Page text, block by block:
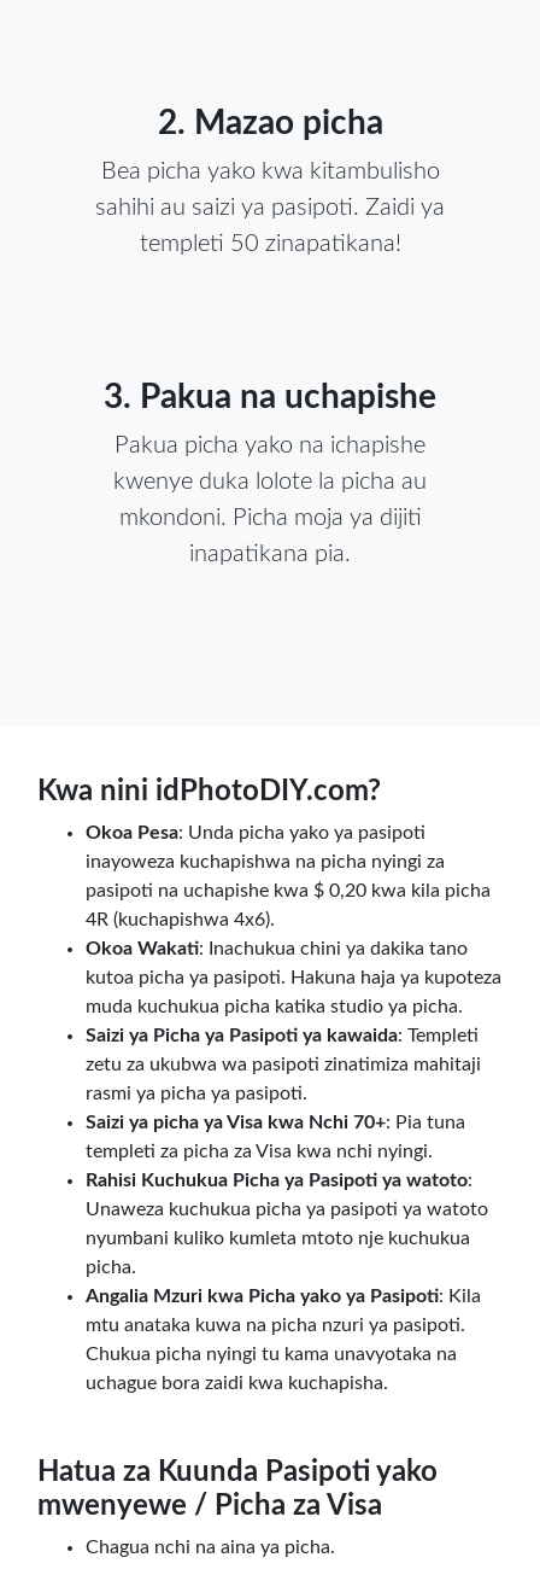
2. Mazao picha
Bea picha yako kwa kitambulisho
sahihi au saizi ya pasipoti. Zaidi ya
templeti 50 zinapatikana!
3. Pakua na uchapishe
Pakua picha yako na ichapishe
kwenye duka lolote la picha au
mkondoni. Picha moja ya dijiti
inapatikana pia.
Kwa nini idPhotoDIY.com?
Okoa Pesa: Unda picha yako ya pasipoti
inayoweza kuchapishwa na picha nyingi za
pasipoti na uchapishe kwa $ 0,20 kwa kila picha
4R (kuchapishwa 4x6).
Okoa Wakati: Inachukua chini ya dakika tano
kutoa picha ya pasipoti. Hakuna haja ya kupoteza
muda kuchukua picha katika studio ya picha.
Saizi ya Picha ya Pasipoti ya kawaida: Templeti
zetu za ukubwa wa pasipoti zinatimiza mahitaji
rasmi ya picha ya pasipoti.
Saizi ya picha ya Visa kwa Nchi 70+: Pia tuna
templeti za picha za Visa kwa nchi nyingi.
Rahisi Kuchukua Picha ya Pasipoti ya watoto:
Unaweza kuchukua picha ya pasipoti ya watoto
nyumbani kuliko kumleta mtoto nje kuchukua
picha.
Angalia Mzuri kwa Picha yako ya Pasipoti: Kila
mtu anataka kuwa na picha nzuri ya pasipoti.
Chukua picha nyingi tu kama unavyotaka na
uchague bora zaidi kwa kuchapisha.
Hatua za Kuunda Pasipoti yako
mwenyewe / Picha za Visa
Chagua nchi na aina ya picha.